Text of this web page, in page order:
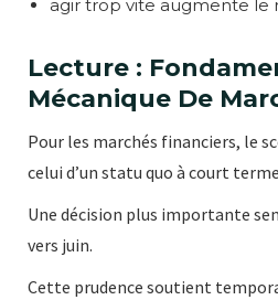
agir trop vite augmente le
Lecture :
Mécanique De
Pour les marchés financiers, le
celui d’un statu quo à court
Une décision plus importante
vers juin.
Cette prudence soutient